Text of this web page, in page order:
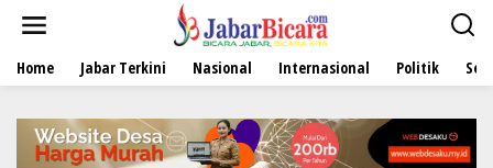
t
Home Jabar Terkini Nasional Internasional Politik